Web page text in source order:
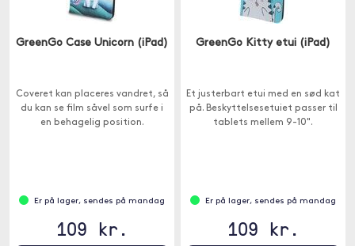
GreenGo Case Unicorn (iPad)
Coveret kan placeres vandret, så
du kan se film såvel som surfe i
en behagelig position.
Er på lager, sendes på mandag
109 kr.
GreenGo Kitty etui (iPad)
Et justerbart etui med en sød kat
på. Beskyttelsesetuiet passer til
tablets mellem 9-10".
Er på lager, sendes på mandag
109 kr.